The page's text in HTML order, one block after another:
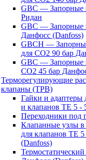
GBC — Запорные
Ридан
GBC — Запорные
Данфосс (Danfoss)
GBCH —
для CO2 90 бар
GBC — Запорные
CO2 45 бар
Терморегулирующие
клапаны (ТРВ)
Гайки и адаптеры
и клапанов TE 5 -
Переходники под
Клапанные узлы в
для клапанов TE
(Danfoss)